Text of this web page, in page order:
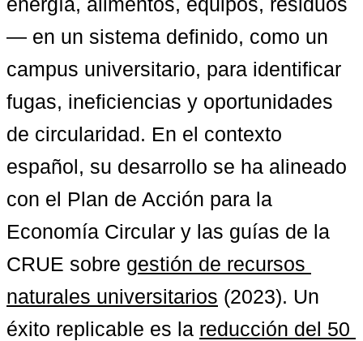
— en un sistema definido, como un
campus universitario, para identificar
fugas, ineficiencias y oportunidades
de circularidad. En el contexto
español, su desarrollo se ha alineado
con el Plan de Acción para la
Economía Circular y las guías de la
CRUE sobre gestión de recursos
naturales universitarios (2023). Un
éxito replicable es la reducción del 50